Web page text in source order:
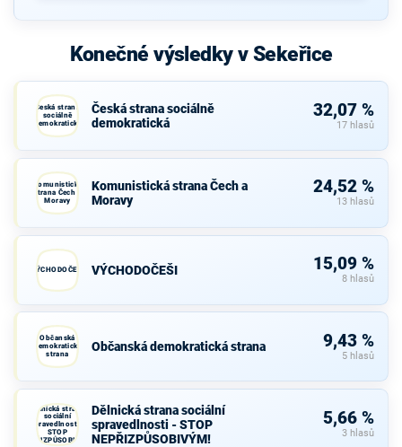
Konečné výsledky v Sekeřice
Česká strana
sociálně
demokratická
Česká strana sociálně
demokratická
32,07 %
17 hlasů
Komunistická
strana Čech a
Moravy
Komunistická strana Čech a
Moravy
24,52 %
13 hlasů
VÝCHODOČEŠI VÝCHODOČEŠI 15,09 %
8 hlasů
Občanská
demokratická
strana
Občanská demokratická strana 9,43 %
5 hlasů
Dělnická strana
sociální
spravedlnosti -
STOP
NEPŘIZPŮSOBIVÝM!
Dělnická strana sociální
spravedlnosti - STOP
NEPŘIZPŮSOBIVÝM!
5,66 %
3 hlasů